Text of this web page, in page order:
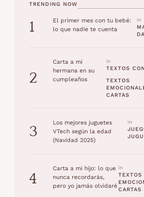
TRENDING NOW
1
El primer mes con tu bebé:
lo que nadie te cuenta
in
2
Carta a mi
hermana en su
cumpleaños
in
TEXTOS
TEXTOS
CARTAS
3
Los mejores juguetes
VTech según la edad
(Navidad 2025)
in
4
Carta a mi hijo: lo que
nunca recordarás,
pero yo jamás olvidaré
in
TEXTOS
CARTAS